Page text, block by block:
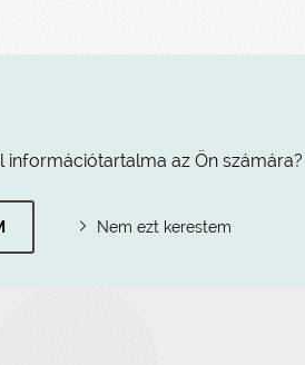
információtartalma az Ön számára?
Nem ezt kerestem